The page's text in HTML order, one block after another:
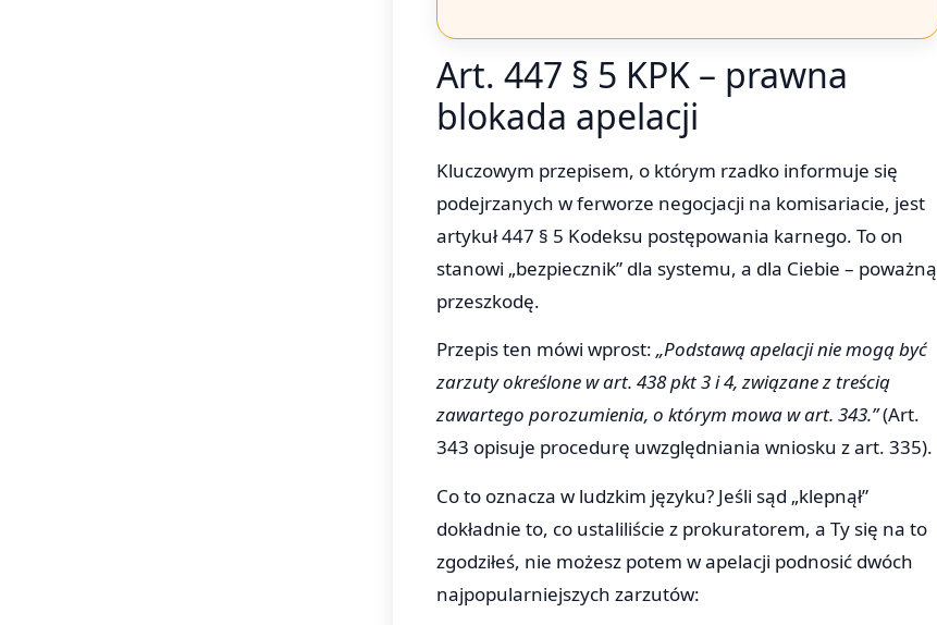
Art. 447 § 5 KPK – prawna
blokada apelacji
Kluczowym przepisem, o którym rzadko informuje się
podejrzanych w ferworze negocjacji na komisariacie, jest
artykuł 447 § 5 Kodeksu postępowania karnego. To on
stanowi „bezpiecznik” dla systemu, a dla Ciebie – poważną
przeszkodę.
Przepis ten mówi wprost:„Podstawą apelacji nie mogą być
zarzuty określone w art. 438 pkt 3 i 4, związane z treścią
zawartego porozumienia, o którym mowa w art. 343.”(Art.
343 opisuje procedurę uwzględniania wniosku z art. 335).
Co to oznacza w ludzkim języku? Jeśli sąd „klepnął”
dokładnie to, co ustaliliście z prokuratorem, a Ty się na to
zgodziłeś, nie możesz potem w apelacji podnosić dwóch
najpopularniejszych zarzutów: